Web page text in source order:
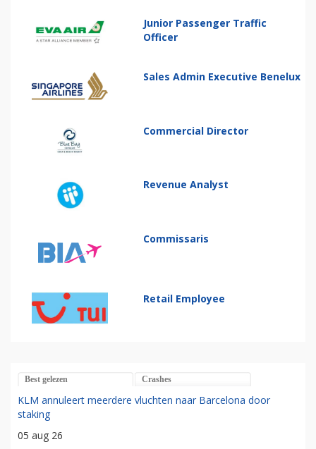
Junior Passenger Traffic
Officer
Sales Admin Executive Benelux
Commercial Director
Revenue Analyst
Commissaris
Retail Employee
Best gelezen Crashes
KLM annuleert meerdere vluchten naar Barcelona door
staking
05 aug 26